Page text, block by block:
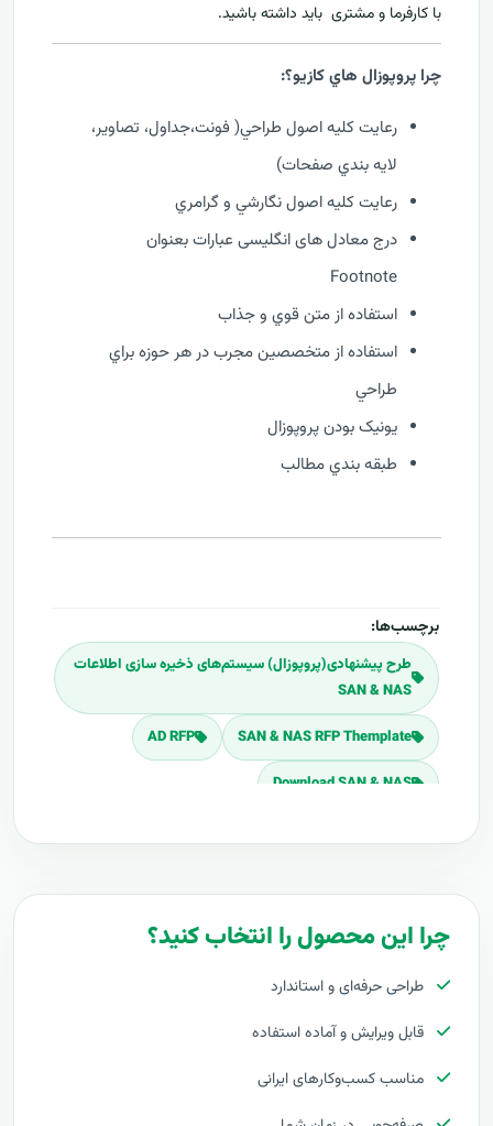
با کارفرما و مشتری بايد داشته باشيد.
چرا پروپوزال هاي کازيو؟:
رعايت کليه اصول طراحي( فونت،جداول، تصاوير،
لايه بندي صفحات)
رعايت کليه اصول نگارشي و گرامري
درج معادل های انگلیسی عبارات بعنوان
Footnote
استفاده از متن قوي و جذاب
استفاده از متخصصين مجرب در هر حوزه براي
طراحي
يونيک بودن پروپوزال
طبقه بندي مطالب
برچسب‌ها:
طرح پیشنهادی(پروپوزال) سیستم‌های ذخیره سازی اطلاعات
SAN & NAS
SAN & NAS RFP Themplate
AD RFP
Download SAN & NAS
NAS
قیمت اجرای سیستم‌های ذخیره سازی اطلاعات SAN & NAS
NAS
برآورد قیمت سیستم‌های ذخیره سازی اطلاعات SAN & NAS
چرا این محصول را انتخاب کنید؟
طراحی حرفه‌ای و استاندارد
قابل ویرایش و آماده استفاده
مناسب کسب‌وکارهای ایرانی